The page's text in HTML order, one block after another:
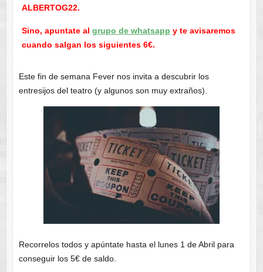
ALBERTOG22.
Sino, apuntate al grupo de whatsapp y te avisaremos
cuando salgan los siguientes 6€.
Este fin de semana Fever nos invita a descubrir los
entresijos del teatro (y algunos son muy extraños).
Recorrelos todos y apúntate hasta el lunes 1 de Abril para
conseguir los 5€ de saldo.